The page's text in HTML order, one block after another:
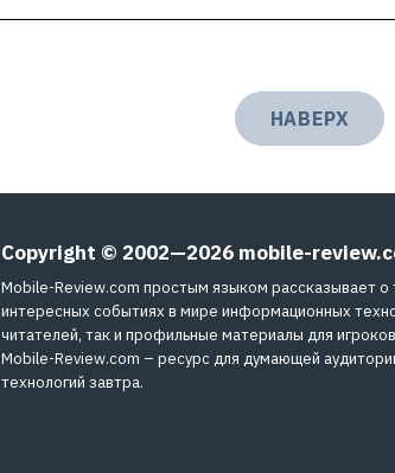
НАВЕРХ
Copyright © 2002—2026 mobile-
Mobile-Review.com простым языком рассказывает о
интересных событиях в мире информационных
читателей, так и профильные материалы для
Mobile-Review.com – ресурс для думающей
технологий завтра.